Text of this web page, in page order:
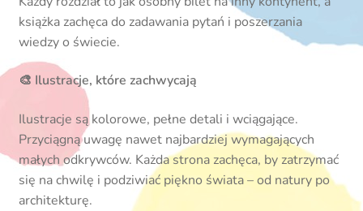
książka zachęca do zadawania pytań i poszerzania
wiedzy o świecie.
🎨 Ilustracje, które zachwycają
Ilustracje są kolorowe, pełne detali i wciągające.
Przyciągną uwagę nawet najbardziej wymagających
małych odkrywców. Każda strona zachęca, by zatrzymać
się na chwilę i podziwiać piękno świata – od natury po
architekturę.